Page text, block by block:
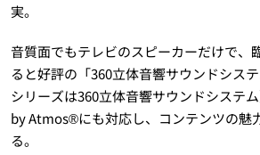
実。
音質面でもテレビのスピーカーだけで、
ると好評の「360立体音響サウンドシス
シリーズは360立体音響サウンドシステ
by Atmos®にも対応し、コンテンツの魅
る。